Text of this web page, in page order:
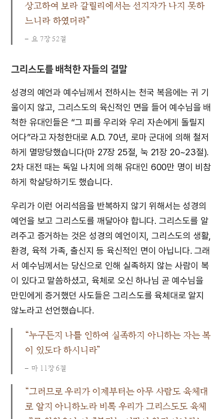
상고하여 보라 갈릴리에서는 선지자가 나지 못하
느니라 하였더라”
요 7장 52절
그리스도를 배척한 자들의 결말
성경의 예언과 예수님께서 전하시는 천국 복음에는 귀 기
울이지 않고, 그리스도의 육신적인 면을 들어 예수님을 배
척한 유대인들은 “그 피를 우리와 우리 자손에게 돌릴지
어다”라고 자청한대로 A.D. 70년, 로마 군대에 의해 철저
하게 멸망당했습니다(마 27장 25절, 눅 21장 20~23절).
2차 대전 때는 독일 나치에 의해 유대인 600만 명이 비참
하게 학살당하기도 했습니다.
우리가 이런 어리석음을 반복하지 않기 위해서는 성경의
예언을 보고 그리스도를 깨달아야 합니다. 그리스도를 알
려주고 증거하는 것은 성경의 예언이지, 그리스도의 생활,
환경, 육적 가족, 출신지 등 육신적인 면이 아닙니다. 그래
서 예수님께서는 당신으로 인해 실족하지 않는 사람이 복
이 있다고 말씀하셨고, 육체로 오신 하나님 곧 예수님을
만민에게 증거했던 사도들은 그리스도를 육체대로 알지
않노라고 선언했습니다.
“누구든지 나를 인하여 실족하지 아니하는 자는 복
이 있도다 하시니라”
마 11장 6절
“그러므로 우리가 이제부터는 아무 사람도 육체대
로 알지 아니하노라 비록 우리가 그리스도도 육체